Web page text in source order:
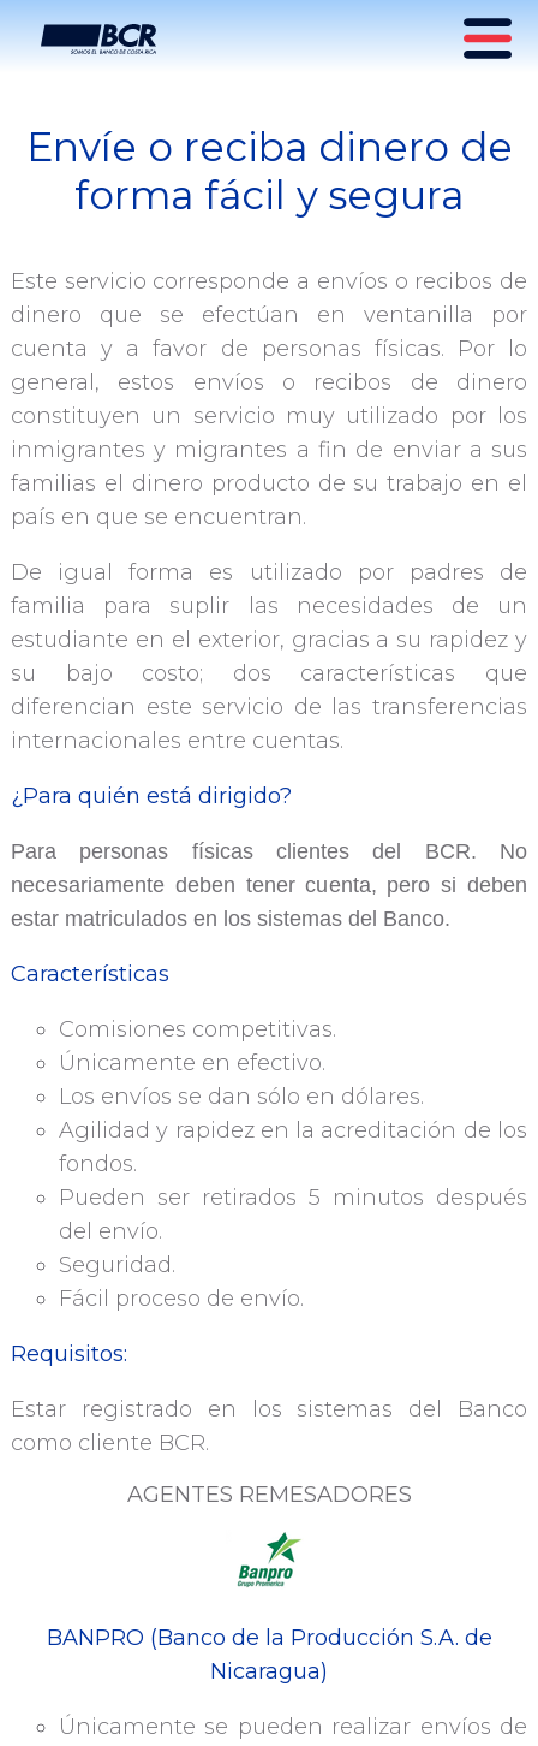
Servicio de Envío y Recibio
de Dinero
Envíe o reciba dinero de
forma fácil y segura
Este servicio corresponde a envíos o recibos de
dinero que se efectúan en ventanilla por
cuenta y a favor de personas físicas. Por lo
general, estos envíos o recibos de dinero
constituyen un servicio muy utilizado por los
inmigrantes y migrantes a fin de enviar a sus
familias el dinero producto de su trabajo en el
país en que se encuentran.
De igual forma es utilizado por padres de
familia para suplir las necesidades de un
estudiante en el exterior, gracias a su rapidez y
su bajo costo; dos características que
diferencian este servicio de las transferencias
internacionales entre cuentas.
¿Para quién está dirigido?
Para personas físicas clientes del BCR. No
necesariamente deben tener cuenta, pero si deben
estar matriculados en los sistemas del Banco.
Características
Comisiones competitivas.
Únicamente en efectivo.
Los envíos se dan sólo en dólares.
Agilidad y rapidez en la acreditación de los
fondos.
Pueden ser retirados 5 minutos después
del envío.
Seguridad.
Fácil proceso de envío.
Requisitos:
Estar registrado en los sistemas del Banco
como cliente BCR.
AGENTES REMESADORES
BANPRO (Banco de la Producción S.A. de
Nicaragua)
Únicamente se pueden realizar envíos de